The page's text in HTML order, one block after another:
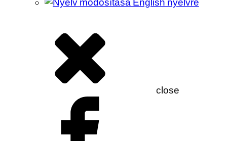
close